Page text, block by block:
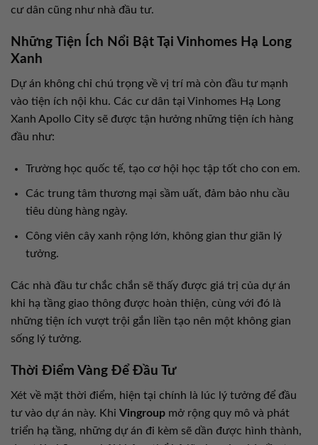
cư dân cũng như nhà đầu tư.
Những Tiện Ích Nổi Bật Tại Vinhomes Hạ Long
Xanh
Dự án không chỉ chú trọng về vị trí mà còn đầu tư mạnh
vào tiện ích nội khu. Các cư dân tại Vinhomes Hạ Long
Xanh Apollo City sẽ được tận hưởng những tiện ích hàng
đầu như:
Trường học quốc tế, tạo cơ hội học tập tốt cho con em.
Các trung tâm thương mại sầm uất, đảm bảo nhu cầu
tiêu dùng hàng ngày.
Công viên cây xanh rộng lớn, không gian thư giãn lý
tưởng.
Các nhà đầu tư chắc chắn sẽ thấy được giá trị của dự án
khi hạ tầng giao thông được hoàn thiện, cùng với đó là
những tiện ích vượt trội gắn liền tạo nên một không gian
sống lý tưởng.
Thời Điểm Vàng Để Đầu Tư
Xét về mặt thời điểm, hiện tại chính là lúc lý tưởng để đầu
tư vào dự án này. Khi Vingroup mở rộng quy mô và phát
triển hạ tầng, những dự án đi kèm sẽ dần được hình thành,